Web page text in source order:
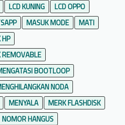
LCD KUNING
LCD OPPO
MASUK MODE
MATI
REMOVABLE
BOOTLOOP
NODA
MENYALA
MERK FLASHDISK
NOMOR HANGUS